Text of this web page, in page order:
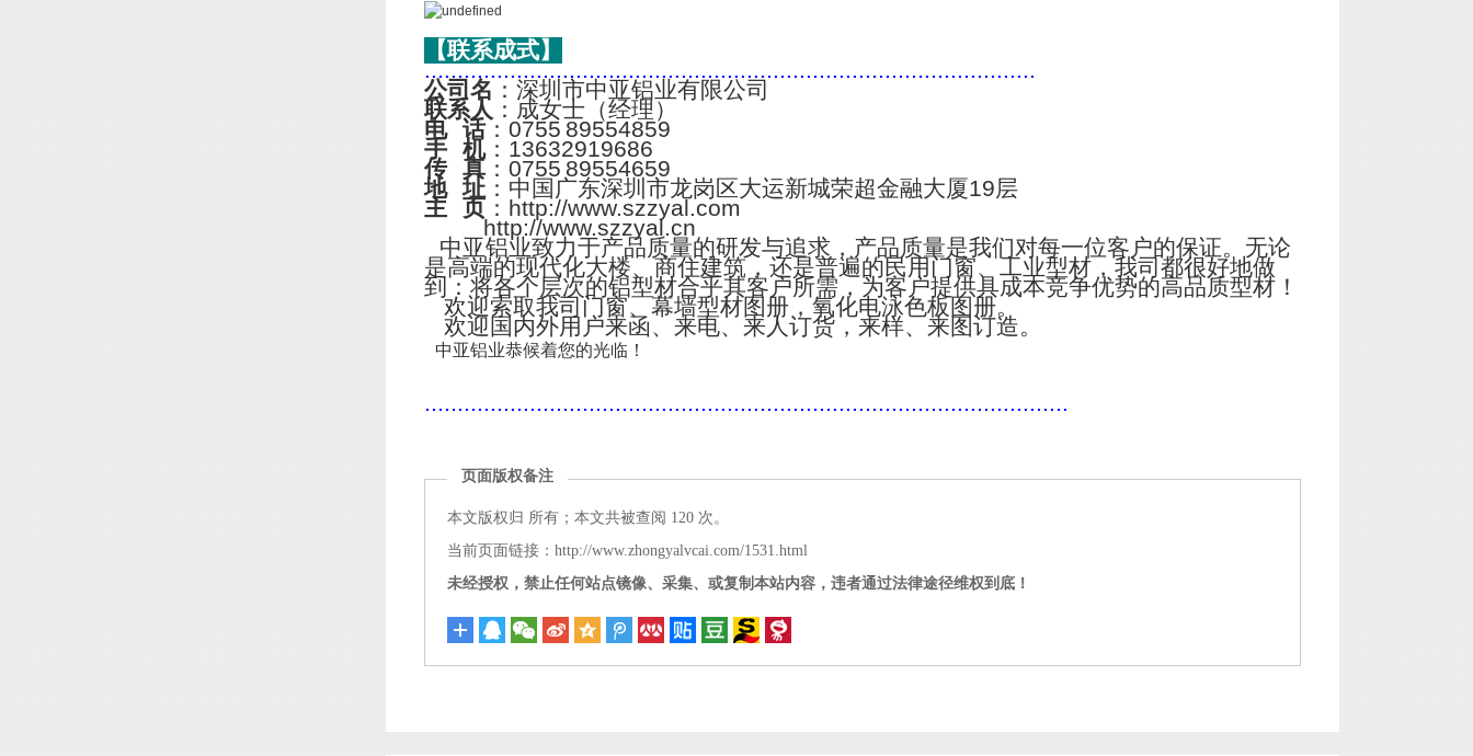
【联系成式】
.............................................................................................
公司名 ：深圳市中亚铝业有限公司
联系人 ：成女士（经理）
电 话：0755 89554859
手 机：13632919686
传 真：0755 89554659
地 址：中国广东深圳市龙岗区大运新城荣超金融大厦19层
主 页：http://www.szzyal.com
http://www.szzyal.cn
中亚铝业致力于产品质量的研发与追求，产品质量是我们对每一位客户的保证。无论
是高端的现代化大楼、商住建筑，还是普遍的民用门窗、工业型材，我司都很好地做
到：将各个层次的铝型材合乎其客户所需，为客户提供具成本竞争优势的高品质型材！
欢迎索取我司门窗、幕墙型材图册，氧化电泳色板图册。
欢迎国内外用户来函、来电、来人订货，来样、来图订造。
中亚铝业恭候着您的光临！
..................................................................................................
页面版权备注
本文版权归 所有；本文共被查阅 120 次。
当前页面链接：http://www.zhongyalvcai.com/1531.html
未经授权，禁止任何站点镜像、采集、或复制本站内容，违者通过法律途径维权到底！